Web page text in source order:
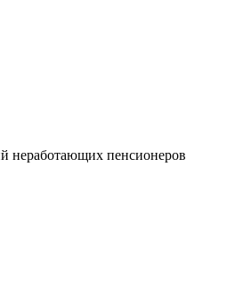
неработающих пенсионеров